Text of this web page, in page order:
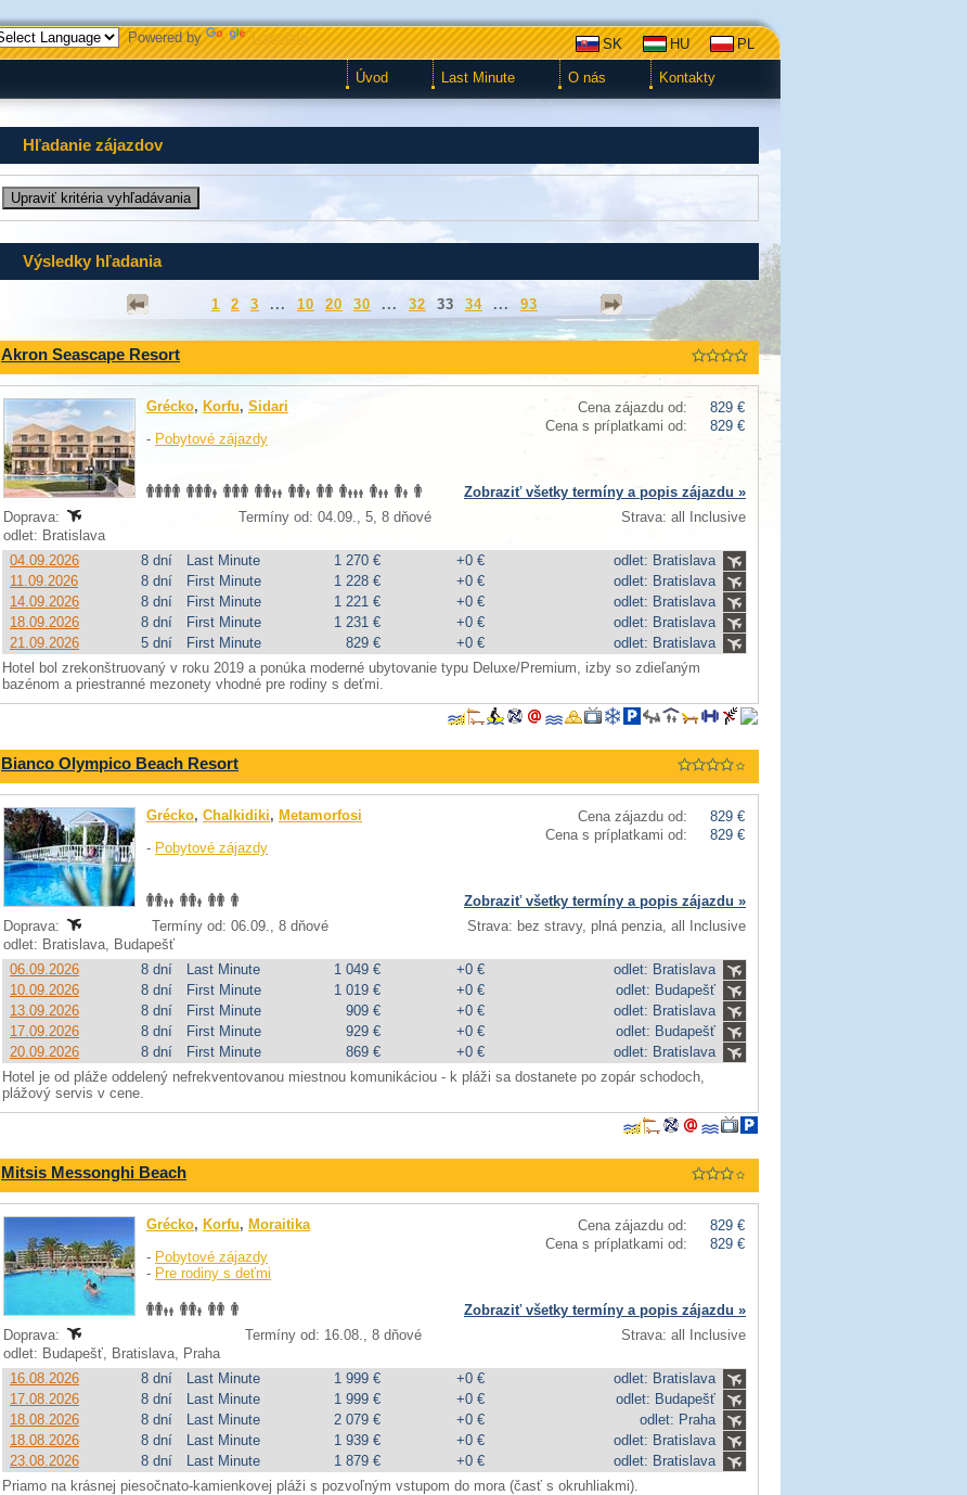
Powered by Translate SK HU PL
Úvod Last Minute O nás Kontakty
Hľadanie zájazdov
Výsledky hľadania
1 2 3 ... 10 20 30 ... 32 33 34 ... 93
Akron Seascape Resort
Cena zájazdu od:
829 €
Cena s príplatkami od:
829 €
Grécko, Korfu, Sidari
- Pobytové zájazdy
Zobraziť všetky termíny a popis zájazdu »
Doprava:
Termíny od: 04.09., 5, 8 dňové
Strava: all Inclusive
odlet: Bratislava
04.09.2026
8 dní Last Minute 1 270 € +0 €
odlet: Bratislava
11.09.2026
8 dní First Minute 1 228 € +0 €
odlet: Bratislava
14.09.2026
8 dní First Minute 1 221 € +0 €
odlet: Bratislava
18.09.2026
8 dní First Minute 1 231 € +0 €
odlet: Bratislava
21.09.2026
5 dní First Minute 829 € +0 €
odlet: Bratislava
Hotel bol zrekonštruovaný v roku 2019 a ponúka moderné ubytovanie typu Deluxe/Premium, izby so zdieľaným
bazénom a priestranné mezonety vhodné pre rodiny s deťmi.
Bianco Olympico Beach Resort
Cena zájazdu od:
829 €
Cena s príplatkami od:
829 €
Grécko, Chalkidiki, Metamorfosi
- Pobytové zájazdy
Zobraziť všetky termíny a popis zájazdu »
Doprava:
Termíny od: 06.09., 8 dňové
Strava: bez stravy, plná penzia, all Inclusive
odlet: Bratislava, Budapešť
06.09.2026
8 dní Last Minute 1 049 € +0 €
odlet: Bratislava
10.09.2026
8 dní First Minute 1 019 € +0 €
odlet: Budapešť
13.09.2026
8 dní First Minute 909 € +0 €
odlet: Bratislava
17.09.2026
8 dní First Minute 929 € +0 €
odlet: Budapešť
20.09.2026
8 dní First Minute 869 € +0 €
odlet: Bratislava
Hotel je od pláže oddelený nefrekventovanou miestnou komunikáciou - k pláži sa dostanete po zopár schodoch,
plážový servis v cene.
Mitsis Messonghi Beach
Cena zájazdu od:
829 €
Cena s príplatkami od:
829 €
Grécko, Korfu, Moraitika
- Pobytové zájazdy
- Pre rodiny s deťmi
Zobraziť všetky termíny a popis zájazdu »
Doprava:
Termíny od: 16.08., 8 dňové
Strava: all Inclusive
odlet: Budapešť, Bratislava, Praha
16.08.2026
8 dní Last Minute 1 999 € +0 €
odlet: Bratislava
17.08.2026
8 dní Last Minute 1 999 € +0 €
odlet: Budapešť
18.08.2026
8 dní Last Minute 2 079 € +0 €
odlet: Praha
18.08.2026
8 dní Last Minute 1 939 € +0 €
odlet: Bratislava
23.08.2026
8 dní Last Minute 1 879 € +0 €
odlet: Bratislava
Priamo na krásnej piesočnato-kamienkovej pláži s pozvoľným vstupom do mora (časť s okruhliakmi).